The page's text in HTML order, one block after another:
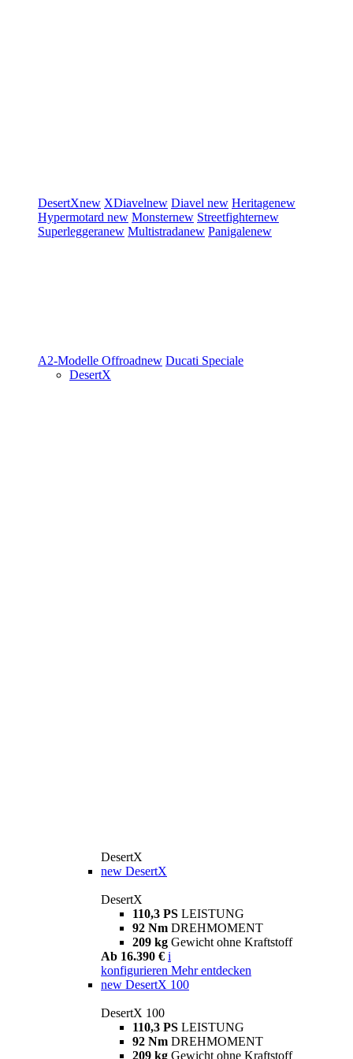
DesertXnew XDiavelnew Diavel new Heritagenew
Hypermotard new Monsternew Streetfighternew
Superleggeranew Multistradanew Panigalenew
A2-Modelle Offroadnew Ducati Speciale
DesertX
DesertX
new DesertX
DesertX
110,3 PS LEISTUNG
92 Nm DREHMOMENT
209 kg Gewicht ohne Kraftstoff
Ab 16.390 € i
konfigurieren Mehr entdecken
new DesertX 100
DesertX 100
110,3 PS LEISTUNG
92 Nm DREHMOMENT
209 kg Gewicht ohne Kraftstoff